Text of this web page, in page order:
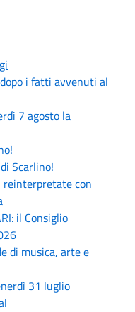
i fatti avvenuti al
7 agosto la
Scarlino!
reinterpretate con
il Consiglio
di musica, arte e
31 luglio